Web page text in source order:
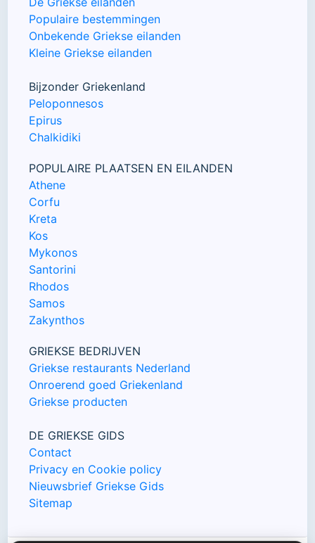
Populaire bestemmingen
Onbekende Griekse eilanden
Kleine Griekse eilanden
Bijzonder Griekenland
Peloponnesos
Epirus
Chalkidiki
POPULAIRE PLAATSEN EN EILANDEN
Athene
Corfu
Kreta
Kos
Mykonos
Santorini
Rhodos
Samos
Zakynthos
GRIEKSE BEDRIJVEN
Griekse restaurants Nederland
Onroerend goed Griekenland
Griekse producten
DE GRIEKSE GIDS
Contact
Privacy en Cookie policy
Nieuwsbrief Griekse Gids
Sitemap